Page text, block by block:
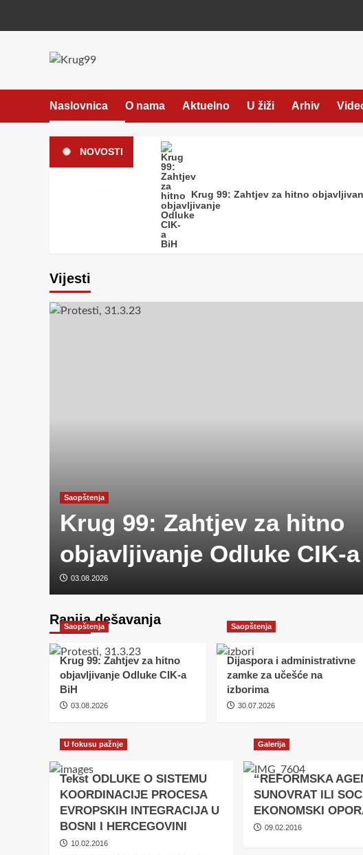
Naslovnica O nama Aktuelno U žiži Arhiv
NOVOSTI
Krug 99: Zahtjev za hitno
Vijesti
Saopštenja
Krug 99: Zahtjev za hitno
objavljivanje Odluke CIK-
03.08.2026
Saopštenja
Dijaspora i administrativne
za učešće na izborima
Ranija dešavanja
Saopštenja
Krug 99: Zahtjev za hitno
objavljivanje Odluke CIK-a
BiH
03.08.2026
Saopštenja
Dijaspora i administrativne
zamke za učešće na
izborima
30.07.2026
U fokusu pažnje
Tekst ODLUKE O SISTEMU
KOORDINACIJE PROCESA
EVROPSKIH INTEGRACIJA U
BOSNI I HERCEGOVINI
10.02.2016
Galerija
“REFORMSKA
SUNOVRAT ILI
EKONOMSKI
09.02.2016